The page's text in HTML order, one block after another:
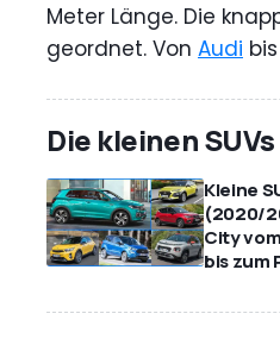
Meter Länge. Die
geordnet. Von Audi bis
Die kleinen
Kleine
(2020/
City
bis zum